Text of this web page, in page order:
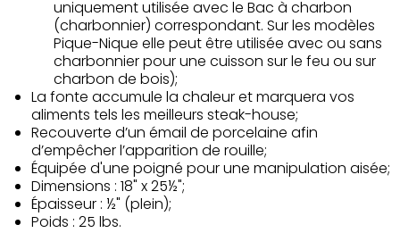
uniquement utilisée avec le Bac à charbon
(charbonnier) correspondant. Sur les modèles
Pique-Nique elle peut être utilisée avec ou sans
charbonnier pour une cuisson sur le feu ou sur
charbon de bois);
La fonte accumule la chaleur et marquera vos
aliments tels les meilleurs steak-house;
Recouverte d’un émail de porcelaine afin
d’empêcher l’apparition de rouille;
Équipée d'une poigné pour une manipulation aisée;
Dimensions : 18" x 25½";
Épaisseur : ½" (plein);
Poids : 25 lbs.